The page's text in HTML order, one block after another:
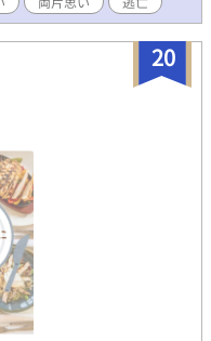
んびりした関係。 やるこ
しつつ関係を変えていく
髪黒目のおっさん。 平
いると思っている。周囲
っとり気味だが頑固な性
りを見ること。 好きな食
外見は銀髪赤目の青年。
たため弱体化した。 名を
ずだが、９００年目にな
。 好きな食べ物はおにぎ
す
20